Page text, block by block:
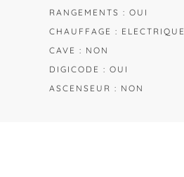
RANGEMENTS : OUI
CHAUFFAGE : ELECTRIQUE
CAVE : NON
DIGICODE : OUI
ASCENSEUR : NON